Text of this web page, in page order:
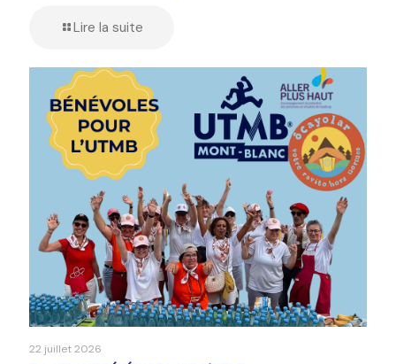
Lire la suite
22 juillet 2026